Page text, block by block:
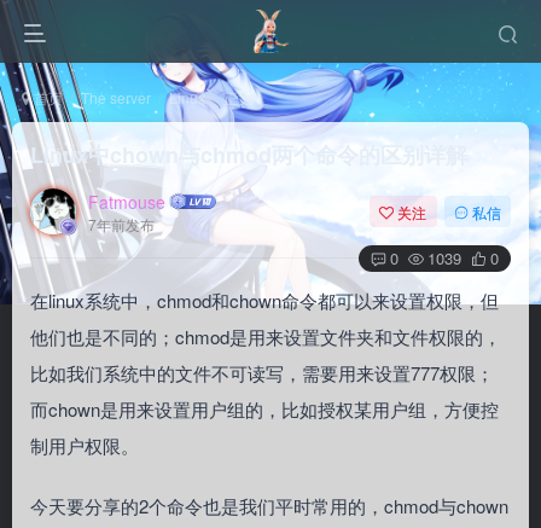
首页 The server Linux 正文
Linux中chown与chmod两个命令的区别详解
Fatmouse
7年前发布
关注 私信
0 1039 0
在linux系统中，chmod和chown命令都可以来设置权限，但
他们也是不同的；chmod是用来设置文件夹和文件权限的，
比如我们系统中的文件不可读写，需要用来设置777权限；
而chown是用来设置用户组的，比如授权某用户组，方便控
制用户权限。
今天要分享的2个命令也是我们平时常用的，chmod与chown